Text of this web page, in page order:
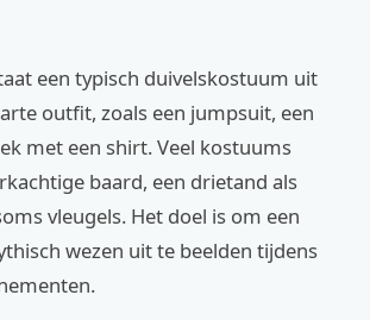
een typisch duivelskostuum uit
outfit, zoals een jumpsuit, een
met een shirt. Veel kostuums
baard, een drietand als
vleugels. Het doel is om een
wezen uit te beelden tijdens